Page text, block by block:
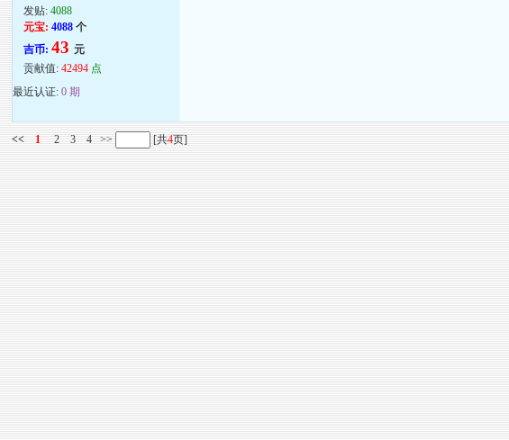
发贴:4088
元宝: 4088个
吉币:43元
贡献值:42494 点
最近认证:0 期
<< 1 2 3 4 >> [共4页]